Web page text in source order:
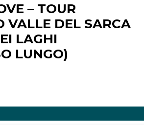
– TOUR
VALLE DEL SARCA
LAGHI
LUNGO)